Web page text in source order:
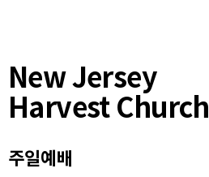
New Jersey
Harvest Church
주일예배